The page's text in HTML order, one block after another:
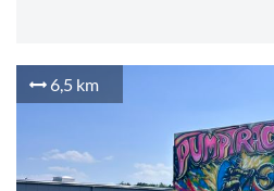
6,5 km